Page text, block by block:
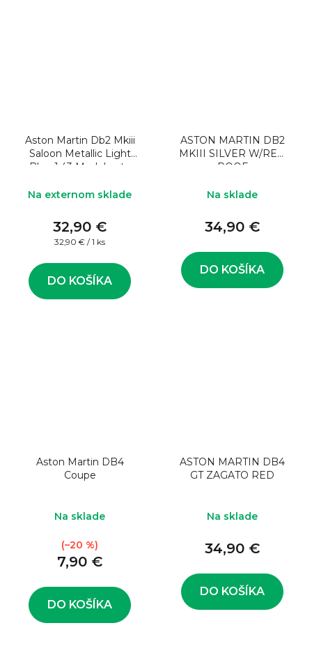
Aston Martin Db2 Mkiii
Saloon Metallic Light
Blue 1:43 Model auta
Na externom sklade
32,90 €
Jednotková
32,90 € / 1 ks
DO KOŠÍKA
ASTON MARTIN DB2
MKIII SILVER W/RED
ROOF
Na sklade
34,90 €
DO KOŠÍKA
Aston Martin DB4
Coupe
Na sklade
7,90 €
(–20 %)
DO KOŠÍKA
ASTON MARTIN DB4
GT ZAGATO RED
Na sklade
34,90 €
DO KOŠÍKA